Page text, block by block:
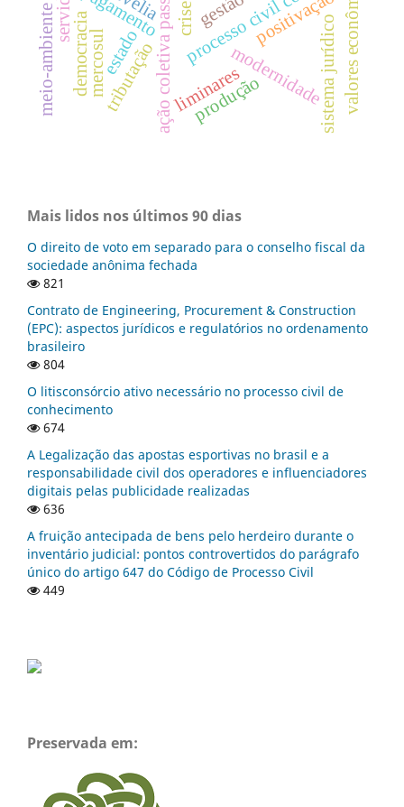
ação coletiva passivap
r
o
c
e
s
s
o
c
i
v
i
l
c
o
l
e
t
i
v
liminares
estado
crise.
modernidade
produção
democracia sistema jurídico
tributação
positivação
meio-ambiente mercosul valores econômicos
Mais lidos nos últimos 90 dias
O direito de voto em separado para o conselho fiscal da
sociedade anônima fechada
821
Contrato de Engineering, Procurement & Construction
(EPC): aspectos jurídicos e regulatórios no ordenamento
brasileiro
804
O litisconsórcio ativo necessário no processo civil de
conhecimento
674
A Legalização das apostas esportivas no brasil e a
responsabilidade civil dos operadores e influenciadores
digitais pelas publicidade realizadas
636
A fruição antecipada de bens pelo herdeiro durante o
inventário judicial: pontos controvertidos do parágrafo
único do artigo 647 do Código de Processo Civil
449
Preservada em: